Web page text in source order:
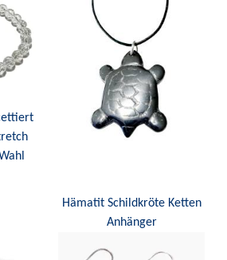
Hämatit Schildkröte Ketten
Anhänger